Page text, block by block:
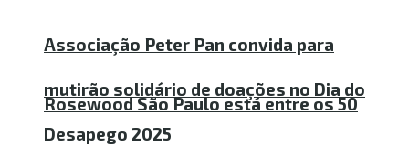
Associação Peter Pan convida para
mutirão solidário de doações no Dia do
Desapego 2025
Rosewood São Paulo está entre os 50